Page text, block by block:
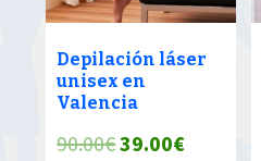
Depilación láser
unisex en
Valencia
90.00€El
39.00€El